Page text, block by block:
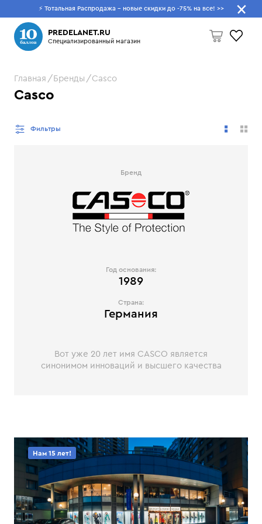
⚡ Тотальная Распродажа - новые скидки до -75% на все! >>
PREDELANET.RU
Специализированный магазин
Пусто
Что будем искать?
Главная Бренды Casco
Casco
Фильтры
Бренд
Год основания:
1989
Страна:
Германия
Вот уже 20 лет имя CASCO является
синонимом инноваций и высшего качества
Нам 15 лет!